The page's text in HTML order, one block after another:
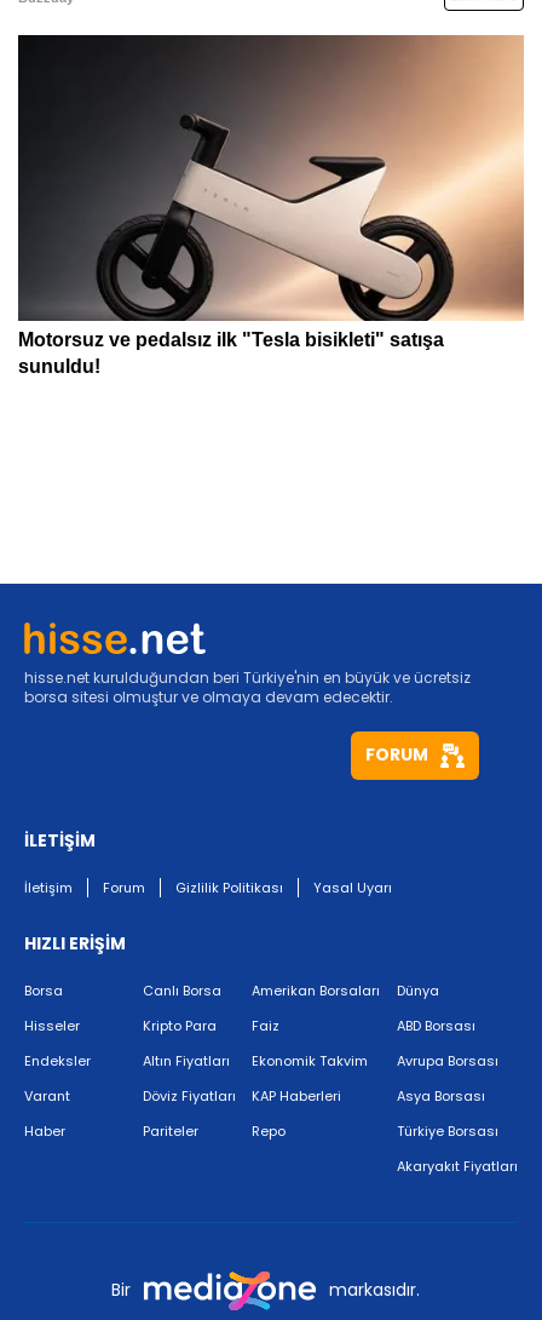
hisse.net kurulduğundan beri Türkiye'nin en büyük ve ücretsiz
borsa sitesi olmuştur ve olmaya devam edecektir.
FORUM
İLETİŞİM
İletişim Forum Gizlilik Politikası Yasal Uyarı
HIZLI ERİŞİM
Borsa
Hisseler
Endeksler
Varant
Haber
Canlı Borsa
Kripto Para
Altın Fiyatları
Döviz Fiyatları
Pariteler
Amerikan Borsaları
Faiz
Ekonomik Takvim
KAP Haberleri
Repo
Dünya
ABD Borsası
Avrupa Borsası
Asya Borsası
Türkiye Borsası
Akaryakıt Fiyatları
Bir markasıdır.